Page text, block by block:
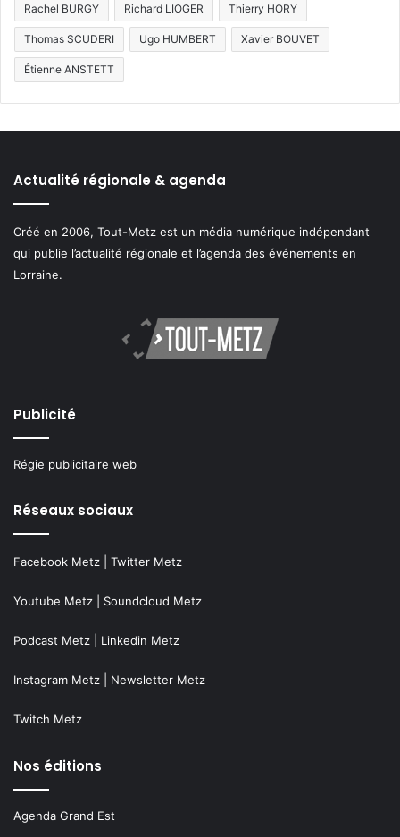
Rachel BURGY Richard LIOGER Thierry HORY
Thomas SCUDERI Ugo HUMBERT Xavier BOUVET
Étienne ANSTETT
Actualité régionale & agenda
Créé en 2006, Tout-Metz est un média numérique indépendant
qui publie l’actualité régionale et l’agenda des événements en
Lorraine.
Publicité
Régie publicitaire web
Réseaux sociaux
Facebook Metz Twitter Metz
Youtube Metz Soundcloud Metz
Podcast Metz Linkedin Metz
Instagram Metz Newsletter Metz
Twitch Metz
Nos éditions
Agenda Grand Est